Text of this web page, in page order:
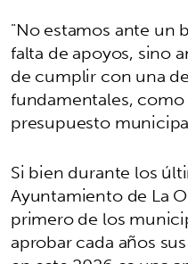
"No estamos ante un
falta de apoyos, sino
de cumplir con una
fundamentales,
presupuesto
Si bien durante los
Ayuntamiento de La
primero de los
aprobar cada años